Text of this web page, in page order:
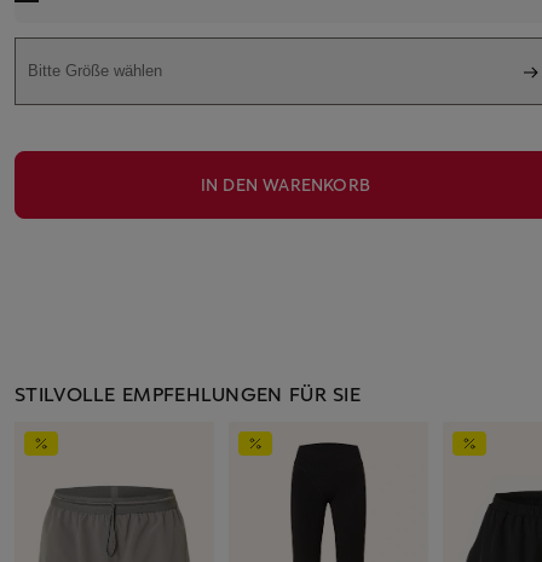
Bitte Größe wählen
IN DEN WARENKORB
STILVOLLE EMPFEHLUNGEN FÜR SIE